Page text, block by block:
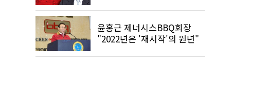
윤홍근 제너시스BBQ회장
"2022년은 '재시작'의 원년"